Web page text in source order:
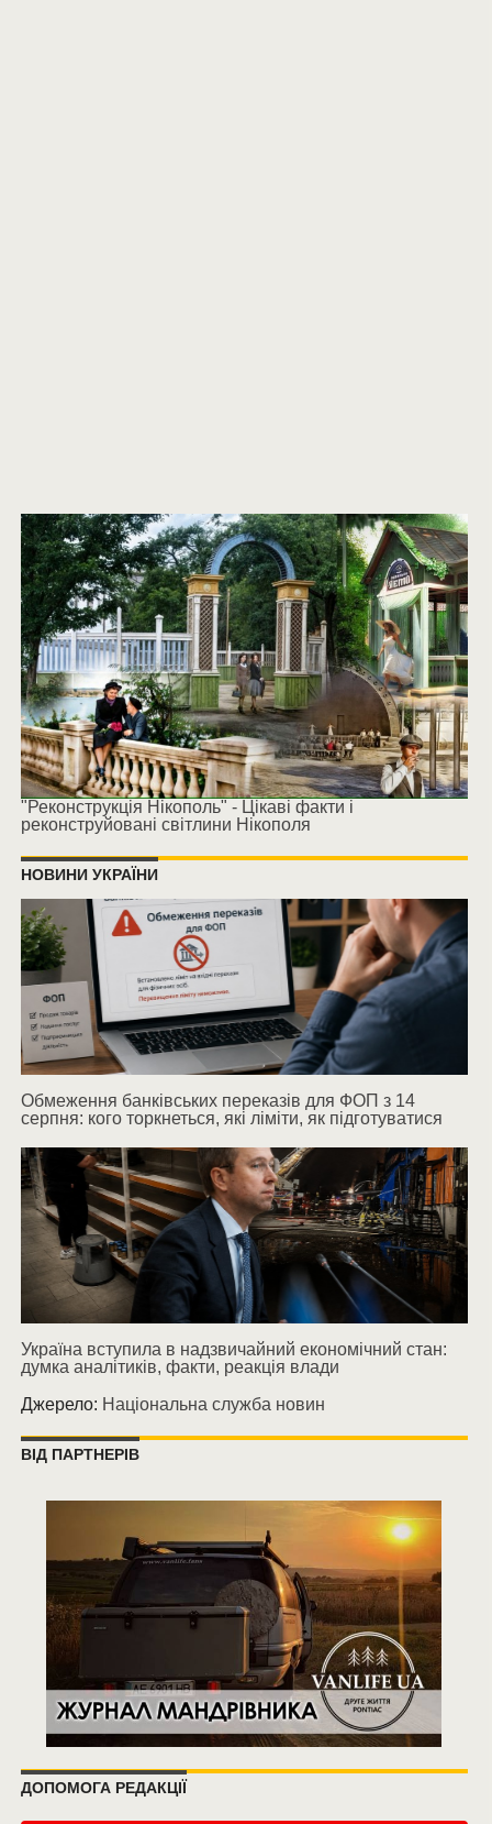
"Реконструкція Нікополь" - Цікаві факти і
реконструйовані світлини Нікополя
НОВИНИ УКРАЇНИ
Обмеження банківських переказів для ФОП з 14
серпня: кого торкнеться, які ліміти, як підготуватися
Україна вступила в надзвичайний економічний стан:
думка аналітиків, факти, реакція влади
Джерело: Національна служба новин
ВІД ПАРТНЕРІВ
ДОПОМОГА РЕДАКЦІЇ